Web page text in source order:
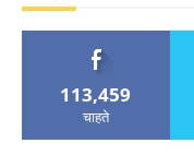
113,459
चाहते